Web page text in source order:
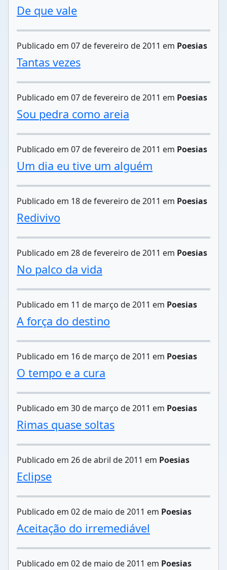
De que vale
Publicado em 07 de fevereiro de 2011 em Poesias
Tantas vezes
Publicado em 07 de fevereiro de 2011 em Poesias
Sou pedra como areia
Publicado em 07 de fevereiro de 2011 em Poesias
Um dia eu tive um alguém
Publicado em 18 de fevereiro de 2011 em Poesias
Redivivo
Publicado em 28 de fevereiro de 2011 em Poesias
No palco da vida
Publicado em 11 de março de 2011 em Poesias
A força do destino
Publicado em 16 de março de 2011 em Poesias
O tempo e a cura
Publicado em 30 de março de 2011 em Poesias
Rimas quase soltas
Publicado em 26 de abril de 2011 em Poesias
Eclipse
Publicado em 02 de maio de 2011 em Poesias
Aceitação do irremediável
Publicado em 02 de maio de 2011 em Poesias